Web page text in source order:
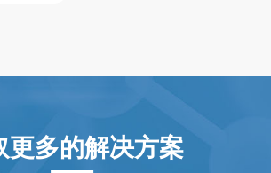
更多的解决方案